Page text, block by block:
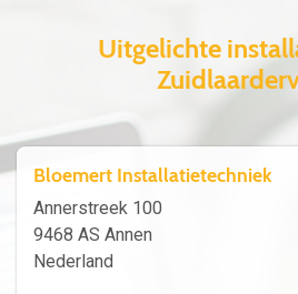
Uitgelichte
Bloemert Installatietechniek
Annerstreek 100
9468 AS Annen
Nederland